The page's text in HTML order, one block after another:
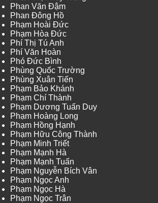
Phan Văn Đậm
Phan Đông Hồ
Phạm Hoài Đức
Phạm Hòa Đức
Phí Thị Tú Anh
Phí Văn Hoàn
Phó Đức Bình
Phùng Quốc Trường
Phùng Xuân Tiến
Phạm Bảo Khánh
Phạm Chí Thành
Phạm Dương Tuấn Duy
Phạm Hoàng Long
Phạm Hồng Hạnh
Phạm Hữu Công Thành
Phạm Minh Triết
Phạm Mạnh Hà
Phạm Mạnh Tuấn
Phạm Nguyễn Bích Vân
Phạm Ngọc Anh
Phạm Ngọc Hà
Phạm Ngọc Trân